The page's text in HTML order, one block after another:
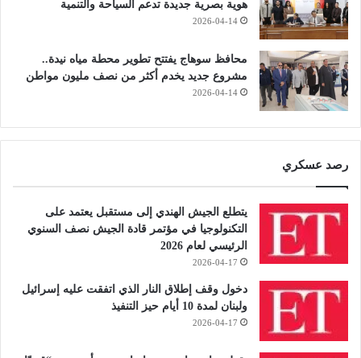
هوية بصرية جديدة تدعم السياحة والتنمية
2026-04-14
محافظ سوهاج يفتتح تطوير محطة مياه نيدة..
مشروع جديد يخدم أكثر من نصف مليون مواطن
2026-04-14
رصد عسكري
يتطلع الجيش الهندي إلى مستقبل يعتمد على
التكنولوجيا في مؤتمر قادة الجيش نصف السنوي
الرئيسي لعام 2026
2026-04-17
دخول وقف إطلاق النار الذي اتفقت عليه إسرائيل
ولبنان لمدة 10 أيام حيز التنفيذ
2026-04-17